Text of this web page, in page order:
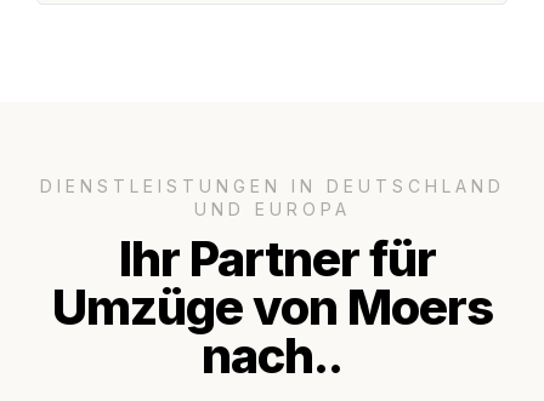
DIENSTLEISTUNGEN IN DEUTSCHLAND
UND EUROPA
Ihr Partner für
Umzüge von Moers
nach..